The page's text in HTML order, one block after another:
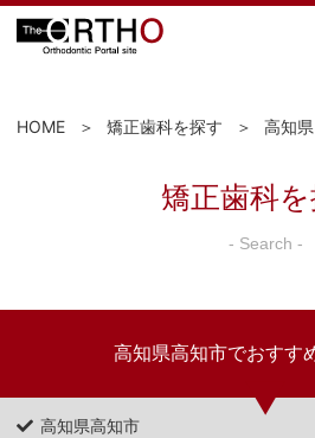
HOME 矯正歯科を探す 高知県
矯正歯科
- Search -
高知県高知市でおすす
高知県高知市